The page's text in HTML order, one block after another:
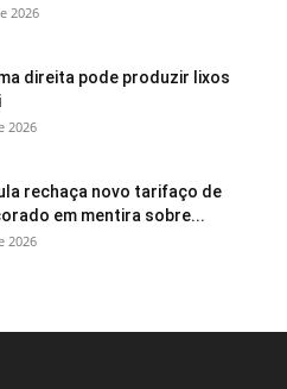
2026
direita pode produzir lixos
2026
rechaça novo tarifaço de
em mentira sobre...
2026